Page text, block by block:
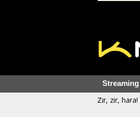
Streaming
Zir, zir, hara!